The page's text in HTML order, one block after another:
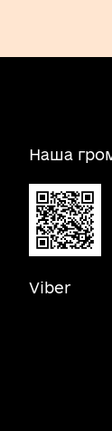
Наша
Viber